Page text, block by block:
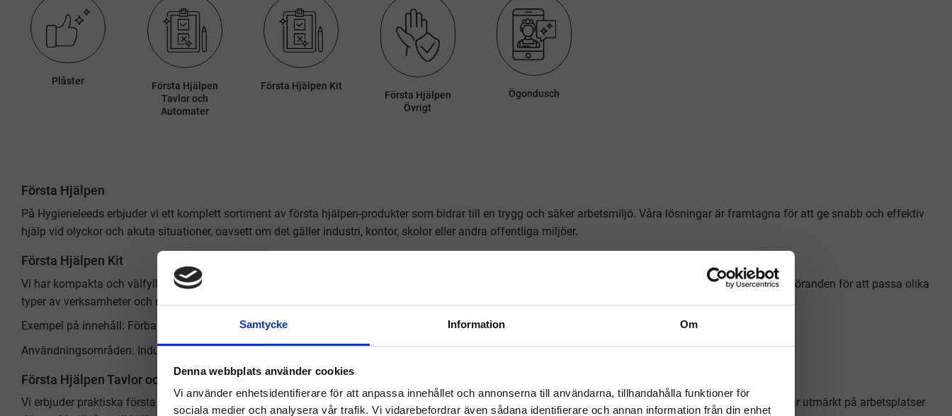
Samtycke Information Om
Denna webbplats använder cookies
Vi använder enhetsidentifierare för att anpassa innehållet och annonserna till användarna, tillhandahålla funktioner för
sociala medier och analysera vår trafik. Vi vidarebefordrar även sådana identifierare och annan information från din enhet
Plåster
Första Hjälpen
Tavlor och
Automater
Första Hjälpen Kit
Första Hjälpen
Övrigt
Ögondusch
Första Hjälpen
På Hygieneleeds erbjuder vi ett komplett sortiment av första hjälpen-produkter som bidrar till en trygg och säker arbetsmiljö. Våra lösningar är framtagna för att ge snabb och effektiv
hjälp vid olyckor och akuta situationer, oavsett om det gäller industri, kontor, skolor eller andra offentliga miljöer.
Första Hjälpen Kit
Vi har kompakta och välfyllda första hjälpen-kit som innehåller allt du behöver för att snabbt hantera skador och olyckor. Kiten finns i olika storlekar och utföranden för att passa olika
typer av verksamheter och miljöer.
Exempel på innehåll: Förband, plåster, sårtvätt, kompresser, andningsmasker och skyddshandskar.
Användningsområden: Industri, byggarbetsplatser, kontor, skolor och offentlig miljö.
Första Hjälpen Tavlor och Automater
Vi erbjuder praktiska första hjälpen-tavlor och automater som säkerställer att viktig utrustning alltid är lättillgänglig och organiserad. Dessa lösningar passar utmärkt på arbetsplatser
hygieneleeds.se
Vill du handla som företag eller privatperson?